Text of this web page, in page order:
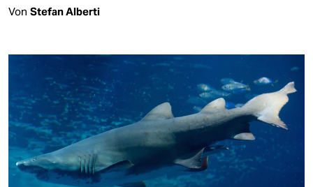
Von Stefan Alberti